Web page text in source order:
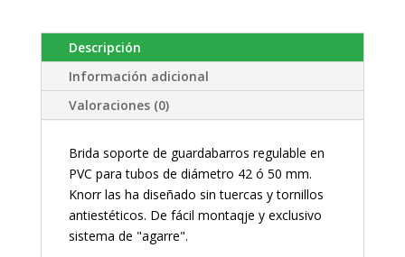
Descripción
Información adicional
Valoraciones (0)
Brida soporte de guardabarros regulable en
PVC para tubos de diámetro 42 ó 50 mm.
Knorr las ha diseñado sin tuercas y tornillos
antiestéticos. De fácil montaqje y exclusivo
sistema de "agarre".